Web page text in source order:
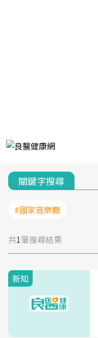
關鍵字搜尋
#國家音樂廳
共1筆搜尋結果
新知